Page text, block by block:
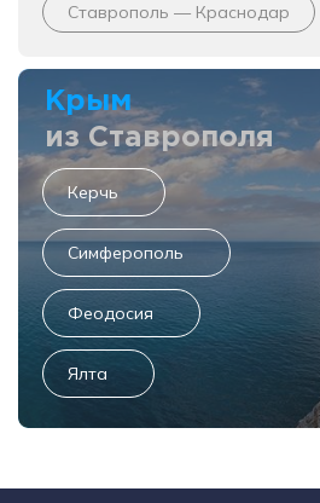
Ставрополь — Краснодар
Крым
из Ставрополя
Керчь
Симферополь
Феодосия
Ялта